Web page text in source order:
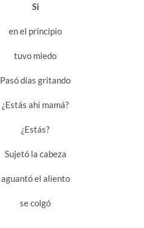
Si
en el principio
tuvo miedo
Pasó días gritando
¿Estás ahí mamá?
¿Estás?
Sujetó la cabeza
aguantó el aliento
se colgó